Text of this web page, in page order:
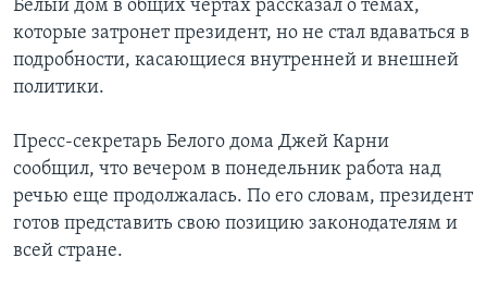
Белый дом в общих чертах рассказал о темах,
которые затронет президент, но не стал вдаваться в
подробности, касающиеся внутренней и внешней
политики.
Пресс-секретарь Белого дома Джей Карни
сообщил, что вечером в понедельник работа над
речью еще продолжалась. По его словам, президент
готов представить свою позицию законодателям и
всей стране.